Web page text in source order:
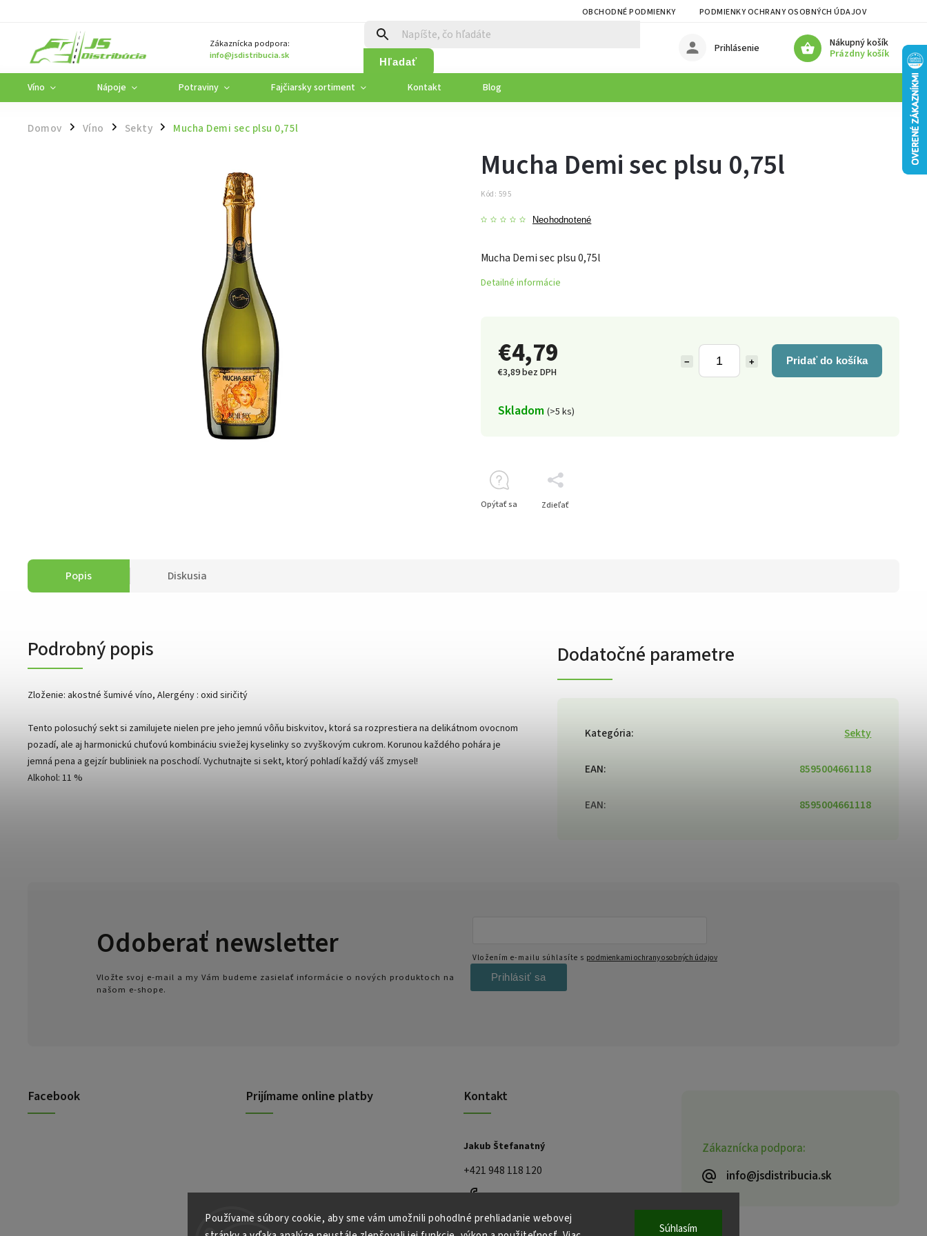
Používame súbory cookie, aby sme vám umožnili pohodlné prehliadanie webovej
Súhlasím
OBCHODNÉ PODMIENKY PODMIENKY OCHRANY OSOBNÝCH ÚDAJOV
Zákaznícka podpora:
info@jsdistribucia.sk
Hľadať
Nákupný košík
Prázdny košík
Prihlásenie
Víno Nápoje Potraviny Fajčiarsky sortiment Kontakt Blog
Domov / Víno / Sekty / Mucha Demi sec plsu 0,75l
€4,79
€3,89 bez DPH
+
− Pridať do košíka
Skladom (>5 ks)
Mucha Demi sec plsu 0,75l
Kód: 595
Neohodnotené
Mucha Demi sec plsu 0,75l
Detailné informácie
Opýtať sa Zdieľať
Popis Diskusia
Podrobný popis
Zloženie: akostné šumivé víno, Alergény : oxid siričitý
Tento polosuchý sekt si zamilujete nielen pre jeho jemnú vôňu biskvitov, ktorá sa rozprestiera na delikátnom ovocnom
pozadí, ale aj harmonickú chuťovú kombináciu sviežej kyselinky so zvyškovým cukrom. Korunou každého pohára je
jemná pena a gejzír bubliniek na poschodí. Vychutnajte si sekt, ktorý pohladí každý váš zmysel!
Alkohol: 11 %
Dodatočné parametre
Kategória: Sekty
EAN: 8595004661118
EAN: 8595004661118
Zákaznícka podpora:
info@jsdistribucia.sk
Facebook Prijímame online platby Kontakt
Jakub Štefanatný
+421 948 118 120
Odoberať newsletter
Vložte svoj e-mail a my Vám budeme zasielať informácie o nových produktoch na
našom e-shope.
Vložením e-mailu súhlasíte s podmienkami ochrany osobných údajov
Prihlásiť sa